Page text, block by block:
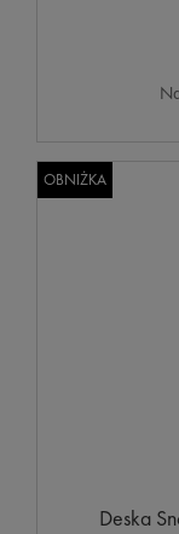
Deska
OBNIŻKA